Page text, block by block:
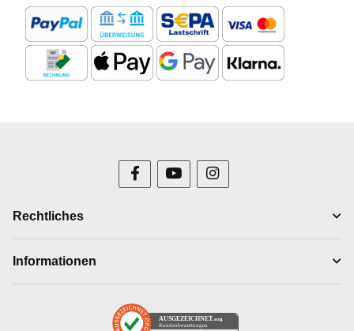
Rechtliches
Informationen
AUSGEZEICHNET .org
Kundenbewertungen